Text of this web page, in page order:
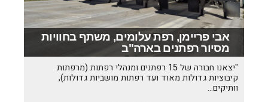
אבי פריימן, רפת עלומים, משתף בחוויות
מסיור רפתנים בארה"ב
"יצאנו חבורה של 15 רפתנים ומנהלי רפתות (מרפתות
קיבוציות גדולות מאוד ועד רפתות מושביות גדולות),
וותיקים…